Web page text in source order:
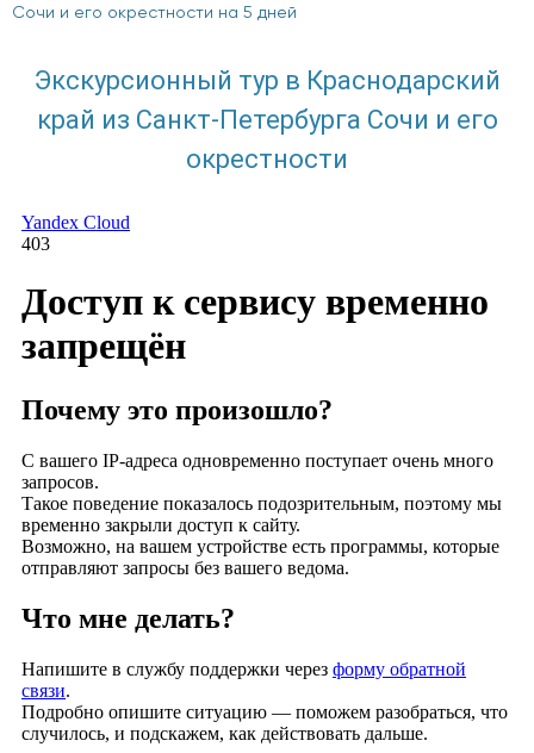
Сочи и его окрестности на 5 дней
Экскурсионный тур в Краснодарский
край из Санкт-Петербурга Сочи и его
окрестности